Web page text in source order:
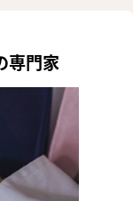
専門家